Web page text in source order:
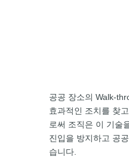
공공 장소의 Walk-
효과적인 조치를 찾
로써 조직은 이 기술
진입을 방지하고 공
습니다.